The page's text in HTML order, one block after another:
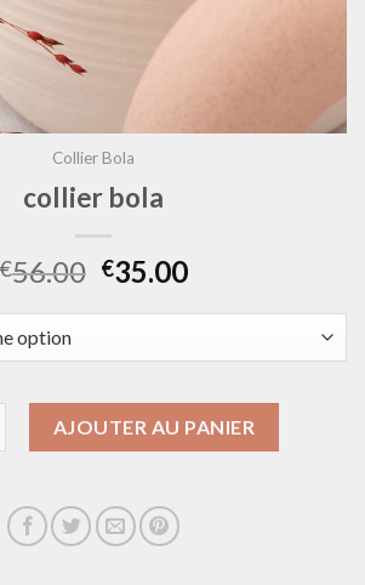
Collier Bola
collier bola
€56.00 €35.00
AJOUTER AU PANIER